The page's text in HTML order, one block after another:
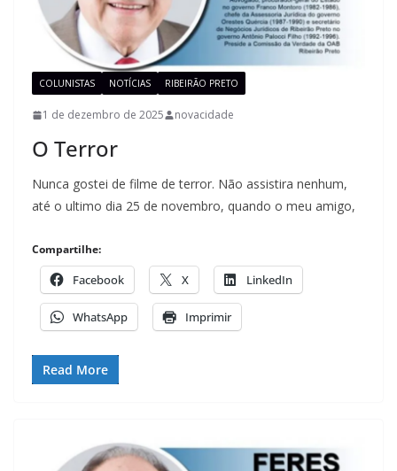
COLUNISTAS NOTÍCIAS RIBEIRÃO PRETO
1 de dezembro de 2025 novacidade
O Terror
Nunca gostei de filme de terror. Não assistira nenhum,
até o ultimo dia 25 de novembro, quando o meu amigo,
Compartilhe:
Facebook X LinkedIn
WhatsApp Imprimir
Read More